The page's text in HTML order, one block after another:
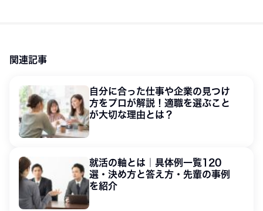
関連記事
自分に合った仕事や企業の見つけ
方をプロが解説！適職を選ぶこと
が大切な理由とは？
就活の軸とは｜具体例一覧120
選・決め方と答え方・先輩の事例
を紹介